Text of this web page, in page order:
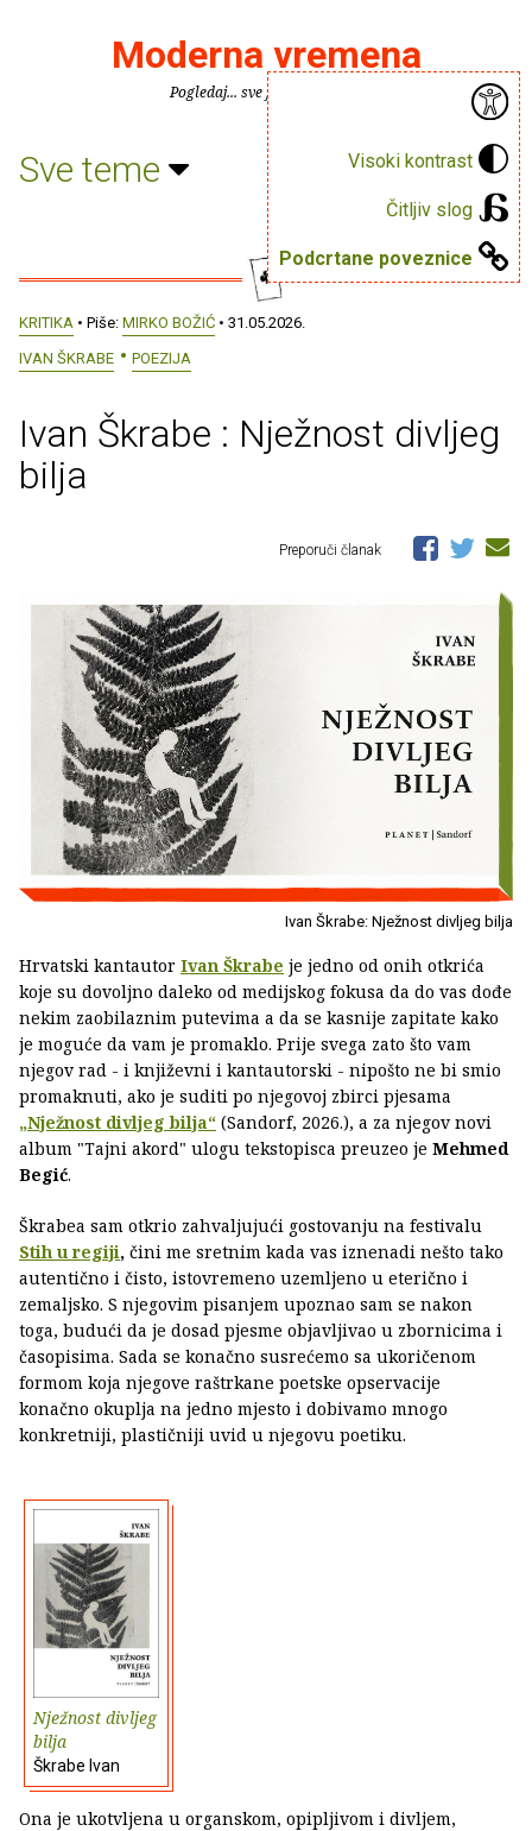
Visoki kontrast
Čitljiv slog
Podcrtane poveznice
Moderna vremena
Pogledaj... sve je puno knjiga.
Sve teme
KRITIKA • Piše: MIRKO BOŽIĆ • 31.05.2026.
IVAN ŠKRABE
POEZIJA
Ivan Škrabe : Nježnost divljeg
bilja
Preporuči članak
Ivan Škrabe: Nježnost divljeg bilja
Hrvatski kantautor Ivan Škrabe je jedno od onih otkrića
koje su dovoljno daleko od medijskog fokusa da do vas dođe
nekim zaobilaznim putevima a da se kasnije zapitate kako
je moguće da vam je promaklo. Prije svega zato što vam
njegov rad - i književni i kantautorski - nipošto ne bi smio
promaknuti, ako je suditi po njegovoj zbirci pjesama
„Nježnost divljeg bilja“ (Sandorf, 2026.), a za njegov novi
album "Tajni akord" ulogu tekstopisca preuzeo je Mehmed
Begić.
Škrabea sam otkrio zahvaljujući gostovanju na festivalu
Stih u regiji, čini me sretnim kada vas iznenadi nešto tako
autentično i čisto, istovremeno uzemljeno u eterično i
zemaljsko. S njegovim pisanjem upoznao sam se nakon
toga, budući da je dosad pjesme objavljivao u zbornicima i
časopisima. Sada se konačno susrećemo sa ukoričenom
formom koja njegove raštrkane poetske opservacije
konačno okuplja na jedno mjesto i dobivamo mnogo
konkretniji, plastičniji uvid u njegovu poetiku.
Nježnost divljeg
bilja
Škrabe Ivan
Ona je ukotvljena u organskom, opipljivom i divljem,